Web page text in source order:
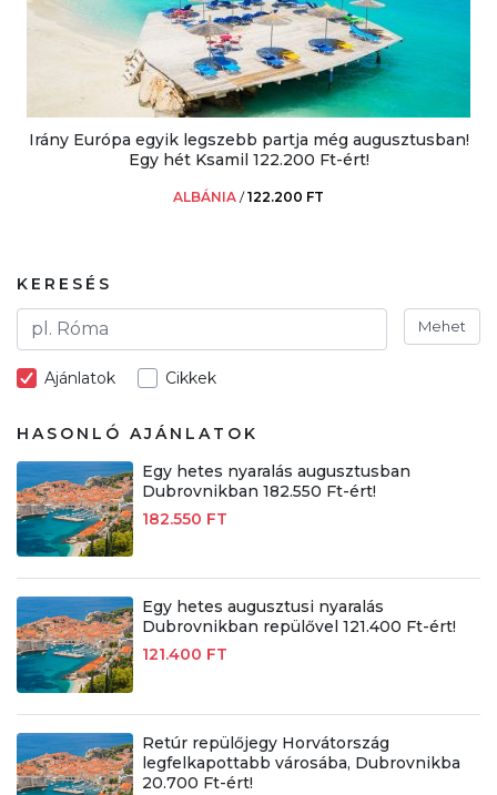
Irány Európa egyik legszebb partja még augusztusban!
Egy hét Ksamil 122.200 Ft-ért!
ALBÁNIA /122.200 FT
KERESÉS
Mehet
Ajánlatok Cikkek
HASONLÓ AJÁNLATOK
Egy hetes nyaralás augusztusban
Dubrovnikban 182.550 Ft-ért!
182.550 FT
Egy hetes augusztusi nyaralás
Dubrovnikban repülővel 121.400 Ft-ért!
121.400 FT
Retúr repülőjegy Horvátország
legfelkapottabb városába, Dubrovnikba
20.700 Ft-ért!